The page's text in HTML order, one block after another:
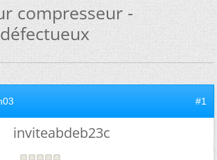
compresseur -
#1
inviteabdeb23c